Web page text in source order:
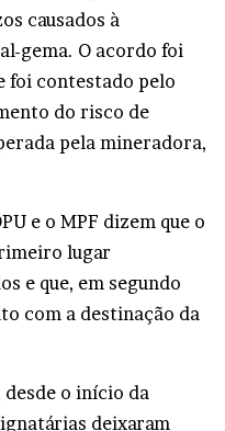
causados à
gema. O acordo foi
foi contestado pelo
do risco de
pela mineradora,
e o MPF dizem que o
lugar
e que, em segundo
com a destinação da
o início da
deixaram